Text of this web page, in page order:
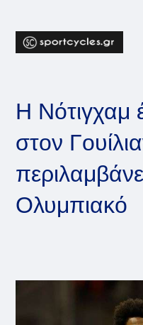
content
Η Νότιγχαμ
στον
Ολυμπιακό